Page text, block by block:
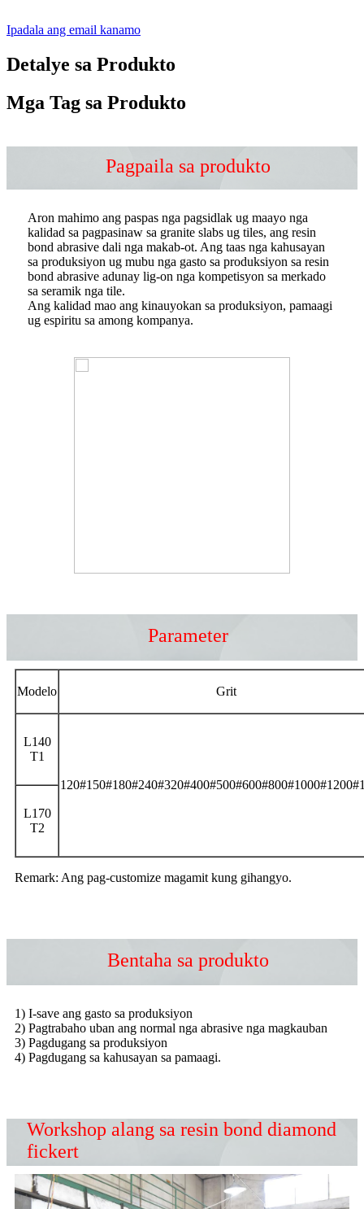
Ipadala ang email kanamo
Detalye sa Produkto
Mga Tag sa Produkto
Pagpaila sa produkto
Aron mahimo ang paspas nga pagsidlak ug maayo nga
kalidad sa pagpasinaw sa granite slabs ug tiles, ang resin
bond abrasive dali nga makab-ot. Ang taas nga kahusayan
sa produksiyon ug mubu nga gasto sa produksiyon sa resin
bond abrasive adunay lig-on nga kompetisyon sa merkado
sa seramik nga tile.
Ang kalidad mao ang kinauyokan sa produksiyon, pamaagi
ug espiritu sa among kompanya.
Parameter
Modelo Grit
L140
T1
L170
T2
Remark: Ang pag-customize magamit kung gihangyo.
Bentaha sa produkto
1) I-save ang gasto sa produksiyon
2) Pagtrabaho uban ang normal nga abrasive nga magkauban
3) Pagdugang sa produksiyon
4) Pagdugang sa kahusayan sa pamaagi.
Workshop alang sa resin bond diamond
fickert